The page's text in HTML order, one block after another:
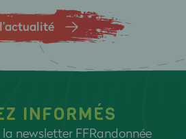
INFORMÉS
newsletter FFRandonnée